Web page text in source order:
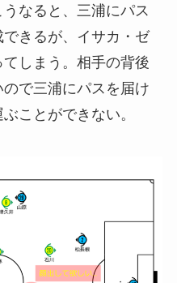
なると、三浦にパス
きるが、イサカ・ゼ
しまう。相手の背後
で三浦にパスを届け
ことができない。